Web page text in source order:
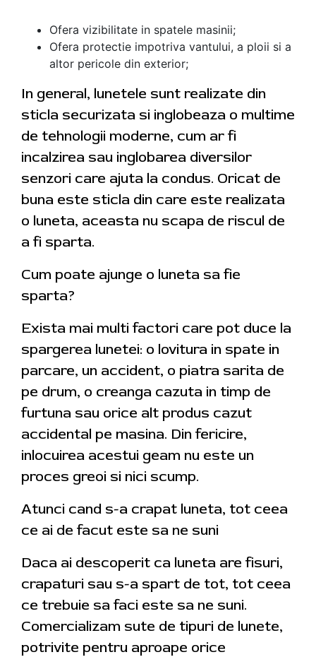
Ofera vizibilitate in spatele masinii;
Ofera protectie impotriva vantului, a ploii si a
altor pericole din exterior;
In general, lunetele sunt realizate din
sticla securizata si inglobeaza o multime
de tehnologii moderne, cum ar fi
incalzirea sau inglobarea diversilor
senzori care ajuta la condus. Oricat de
buna este sticla din care este realizata
o luneta, aceasta nu scapa de riscul de
a fi sparta.
Cum poate ajunge o luneta sa fie
sparta?
Exista mai multi factori care pot duce la
spargerea lunetei: o lovitura in spate in
parcare, un accident, o piatra sarita de
pe drum, o creanga cazuta in timp de
furtuna sau orice alt produs cazut
accidental pe masina. Din fericire,
inlocuirea acestui geam nu este un
proces greoi si nici scump.
Atunci cand s-a crapat luneta, tot ceea
ce ai de facut este sa ne suni
Daca ai descoperit ca luneta are fisuri,
crapaturi sau s-a spart de tot, tot ceea
ce trebuie sa faci este sa ne suni.
Comercializam sute de tipuri de lunete,
potrivite pentru aproape orice